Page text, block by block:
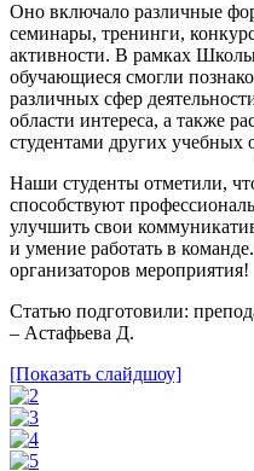
Оно включало различные
семинары, тренинги,
активности. В рамках
обучающиеся смогли
различных сфер
области интереса, а также
студентами других учебных
Наши студенты отметили,
способствуют
улучшить свои
и умение работать в
организаторов мероприятия!
Статью подготовили:
– Астафьева Д.
[Показать слайдшоу]